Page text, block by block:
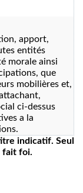
apport,
entités
morale ainsi
que
mobilières et,
ci-dessus
a la
indicatif. Seul
fait foi.